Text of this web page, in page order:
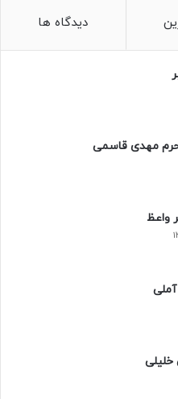
دیدگاه ها
مهدی قاسمی
واعظ
خلیلی